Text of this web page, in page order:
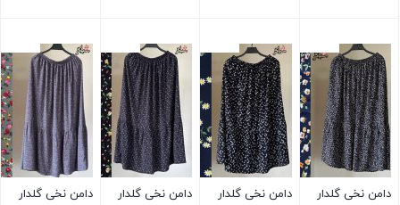
دامن نخی گلدار
دامن نخی گلدار
دامن نخی گلدار
دامن نخی گلدار